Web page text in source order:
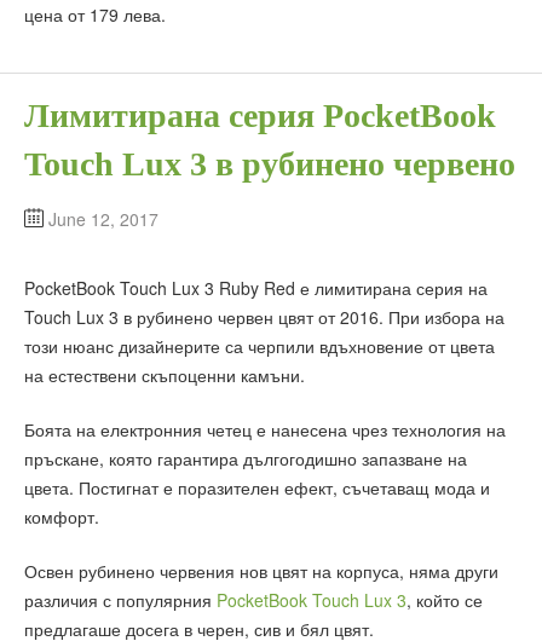
цена от 179 лева.
Лимитирана серия PocketBook
Touch Lux 3 в рубинено червено
June 12, 2017
PocketBook Touch Lux 3 Ruby Red е лимитирана серия на
Touch Lux 3 в рубинено червен цвят от 2016. При избора на
този нюанс дизайнерите са черпили вдъхновение от цвета
на естествени скъпоценни камъни.
Боята на електронния четец е нанесена чрез технология на
пръскане, която гарантира дългогодишно запазване на
цвета. Постигнат е поразителен ефект, съчетаващ мода и
комфорт.
Освен рубинено червения нов цвят на корпуса, няма други
различия с популярния PocketBook Touch Lux 3, който се
предлагаше досега в черен, сив и бял цвят.